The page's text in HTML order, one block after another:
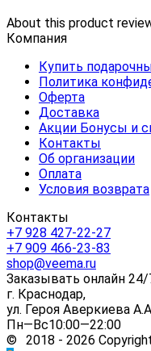
About this product
Компания
Купить
Политика
Оферта
Доставка
Акции Бонусы и
Контакты
Об организации
Оплата
Условия возврата
Контакты
+7 928 427-22-27
+7 909 466-23-83
shop@veema.ru
Заказывать онлайн
г. Краснодар,
ул. Героя Аверкиева
Пн—Вс10:00—22:00
© 2018 - 2026